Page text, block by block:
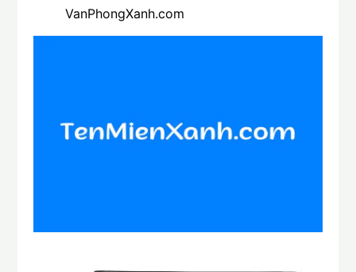
VanPhongXanh.com